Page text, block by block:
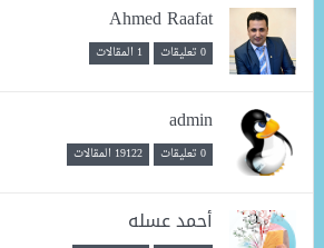
Ahmed Raafat
0 تعليقات 1 المقالات
admin
0 تعليقات 19122 المقالات
أحمد عسله